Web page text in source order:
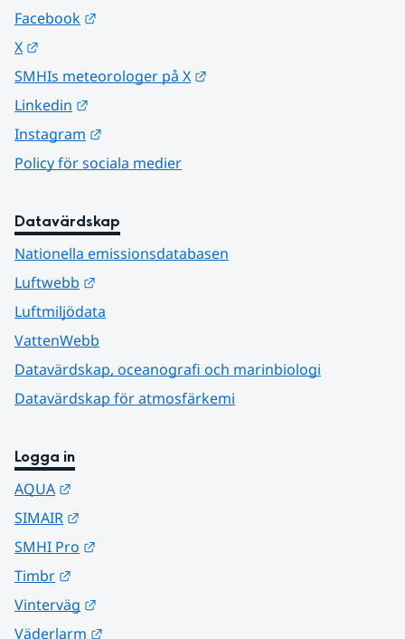
Facebook
X
SMHIs meteorologer på X
Linkedin
Instagram
Policy för sociala medier
Datavärdskap
Nationella emissionsdatabasen
Luftwebb
Luftmiljödata
VattenWebb
Datavärdskap, oceanografi och marinbiologi
Datavärdskap för atmosfärkemi
Logga in
AQUA
SIMAIR
SMHI Pro
Timbr
Vinterväg
Väderlarm